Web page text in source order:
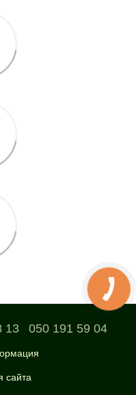
13 050 191 59 04
сайта